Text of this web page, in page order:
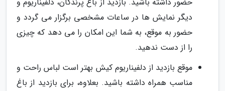
دیگر نمایش ها در ساعات مشخصی برگزار می گردد و
حضور به موقع، به شما این امکان را می دهد که چیزی
را از دست ندهید.
موقع بازدید از دلفیناریوم کیش بهتر است لباس راحت و
مناسب همراه داشته باشید. بعلاوه، برای بازدید از باغ